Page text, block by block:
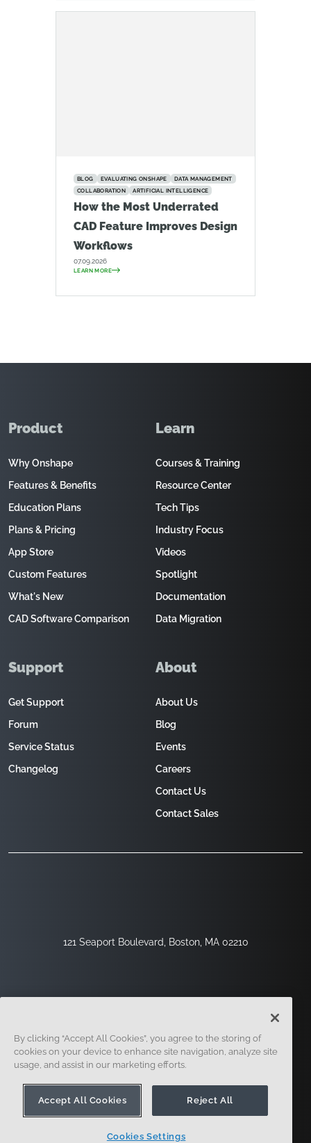
BLOG EVALUATING ONSHAPE
DATA MANAGEMENT
COLLABORATION
ARTIFICIAL INTELLIGENCE
How the Most Underrated
CAD Feature Improves Design
Workflows
07.09.2026
LEARN MORE
121 Seaport Boulevard, Boston, MA 02210
Product
Why Onshape
Features & Benefits
Education Plans
Plans & Pricing
App Store
Custom Features
What's New
CAD Software Comparison
Learn
Courses & Training
Resource Center
Tech Tips
Industry Focus
Videos
Spotlight
Documentation
Data Migration
Support
Get Support
Forum
Service Status
Changelog
About
About Us
Blog
Events
Careers
Contact Us
Contact Sales
Legal
By clicking “Accept All Cookies”, you agree to the storing of
cookies on your device to enhance site navigation, analyze site
usage, and assist in our marketing efforts.
Accept All Cookies Reject All
Cookies Settings